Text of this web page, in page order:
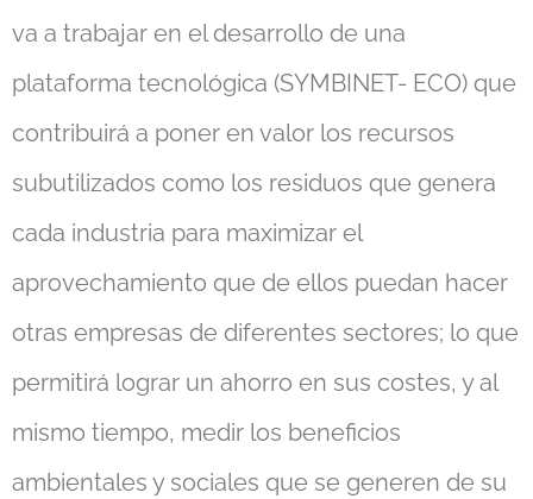
va a trabajar en el desarrollo de una
plataforma tecnológica (SYMBINET- ECO) que
contribuirá a poner en valor los recursos
subutilizados como los residuos que genera
cada industria para maximizar el
aprovechamiento que de ellos puedan hacer
otras empresas de diferentes sectores; lo que
permitirá lograr un ahorro en sus costes, y al
mismo tiempo, medir los beneficios
ambientales y sociales que se generen de su